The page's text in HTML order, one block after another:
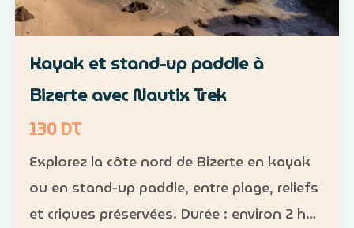
Kayak et stand-up paddle à
Bizerte avec Nautix Trek
130 DT
Explorez la côte nord de Bizerte en kayak
ou en stand-up paddle, entre plage, reliefs
et criques préservées. Durée : environ 2 h